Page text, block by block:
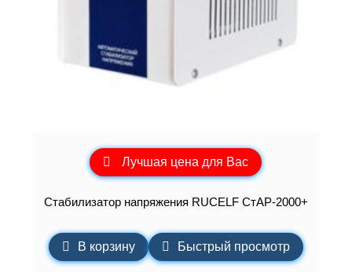
Лучшая цена для Вас
Стабилизатор напряжения RUCELF СтАР-2000+
В корзину Быстрый просмотр